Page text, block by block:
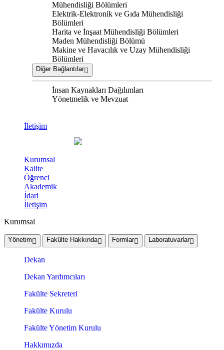
Mühendisliği Bölümleri
Elektrik-Elektronik ve Gıda Mühendisliği
Bölümleri
Harita ve İnşaat Mühendisliği Bölümleri
Maden Mühendisliği Bölümü
Makine ve Havacılık ve Uzay Mühendisliği
Bölümleri
Diğer Bağlantılar
İnsan Kaynakları Dağılımları
Yönetmelik ve Mevzuat
İletişim
Kurumsal
Kalite
Öğrenci
Akademik
İdari
İletişim
Kurumsal
Yönetim Fakülte Hakkında Formlar Laboratuvarlar
Dekan
Dekan Yardımcıları
Fakülte Sekreteri
Fakülte Kurulu
Fakülte Yönetim Kurulu
Hakkımızda